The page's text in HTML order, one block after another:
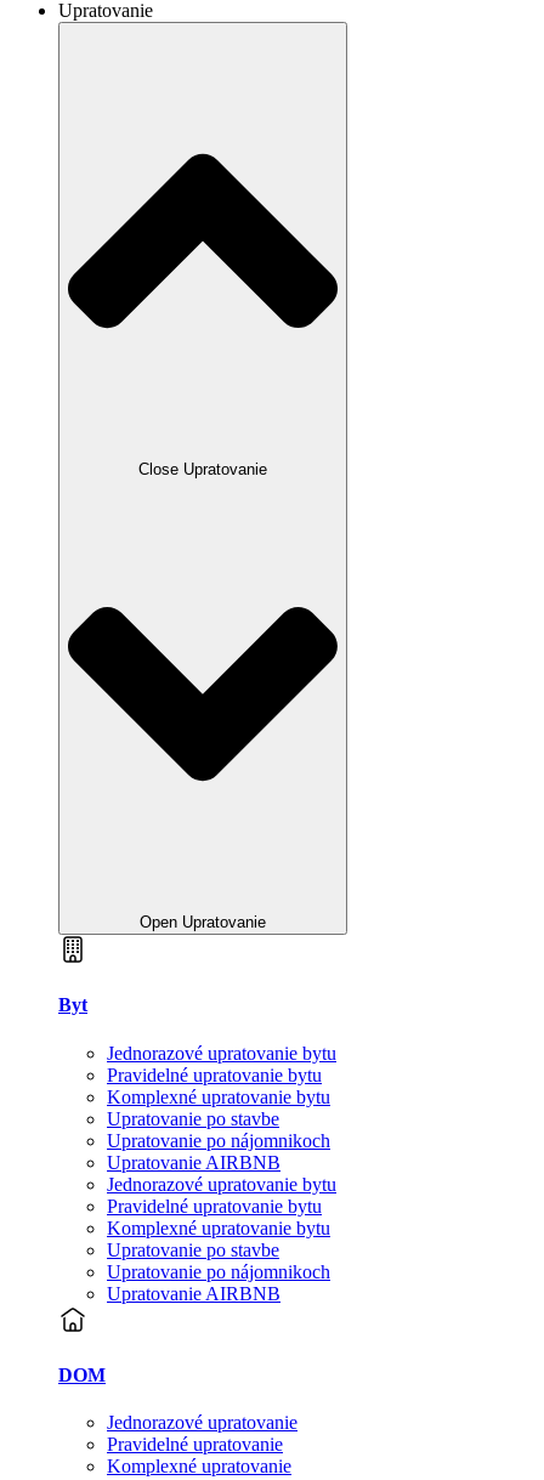
Upratovanie
Close Upratovanie
Open Upratovanie
Byt
Jednorazové upratovanie bytu
Pravidelné upratovanie bytu
Komplexné upratovanie bytu
Upratovanie po stavbe
Upratovanie po nájomnikoch
Upratovanie AIRBNB
Jednorazové upratovanie bytu
Pravidelné upratovanie bytu
Komplexné upratovanie bytu
Upratovanie po stavbe
Upratovanie po nájomnikoch
Upratovanie AIRBNB
DOM
Jednorazové upratovanie
Pravidelné upratovanie
Komplexné upratovanie